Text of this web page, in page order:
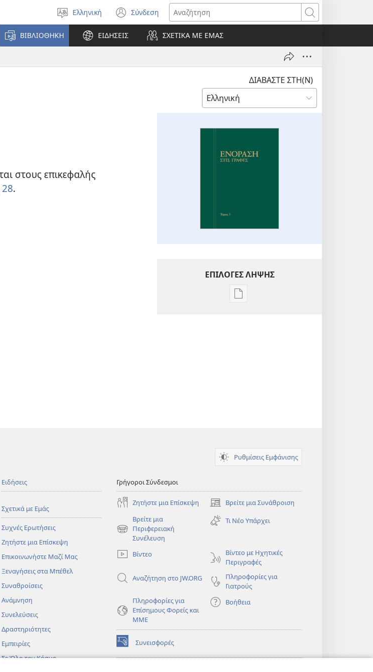
Επιλέξτε
γλώσσα
Ελληνική Σύνδεση
(ανοίγει
νέο
παράθυρο)
Αναζήτηση
ΒΙΒΛΙΟΘΗΚΗ ΕΙΔΗΣΕΙΣ ΣΧΕΤΙΚΑ ΜΕ ΕΜΑΣ
ΔΙΑΒΑΣΤΕ ΣΤΗ(Ν)
στους επικεφαλής
28.
ΕΠΙΛΟΓΕΣ ΛΗΨΗΣ
Επιλογές
Ρυθμίσεις Εμφάνισης
Ειδήσεις
Σχετικά με Εμάς
Συχνές Ερωτήσεις
Ζητήστε μια Επίσκεψη
Επικοινωνήστε Μαζί Μας
Ξεναγήσεις στα Μπέθελ
Συναθροίσεις
Ανάμνηση
Συνελεύσεις
Δραστηριότητες
Εμπειρίες
Σε Όλο τον Κόσμο
Γρήγοροι Σύνδεσμοι
Ζητήστε μια Επίσκεψη Βρείτε μια Συνάθροιση
(ανοίγει
νέο
παράθυρο)
Βρείτε μια
Περιφερειακή
Συνέλευση
(ανοίγει
παράθυρο)
Τι Νέο Υπάρχει
Βίντεο
Βίντεο με Ηχητικές
Περιγραφές
Αναζήτηση στο JW.ORG
Πληροφορίες για
Γιατρούς
Πληροφορίες για
Επίσημους Φορείς και
ΜΜΕ
Βοήθεια
Συνεισφορές
(ανοίγει
νέο